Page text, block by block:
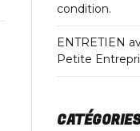
condition.
ENTRETIEN
Petite